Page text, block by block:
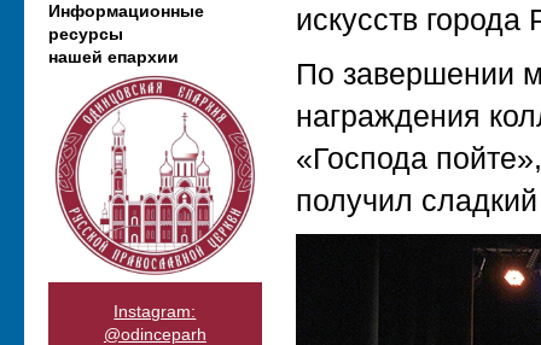
Информационные
ресурсы
нашей епархии
Instagram:
@odinceparh
искусств города
По завершении
награждения
«Господа
получил